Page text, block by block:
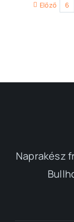
Előző 6
Naprakész